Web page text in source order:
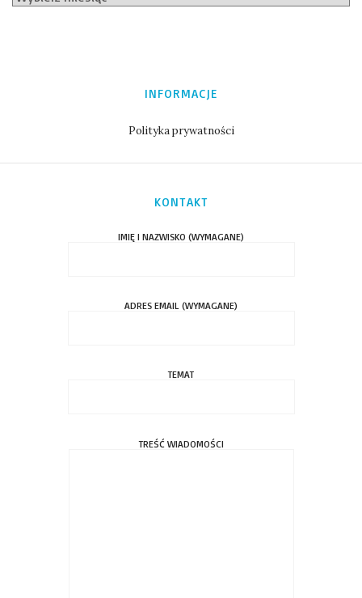
INFORMACJE
Polityka prywatności
KONTAKT
IMIĘ I NAZWISKO (WYMAGANE)
ADRES EMAIL (WYMAGANE)
TEMAT
TREŚĆ WIADOMOŚCI